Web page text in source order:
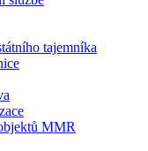
tajemníka
MMR